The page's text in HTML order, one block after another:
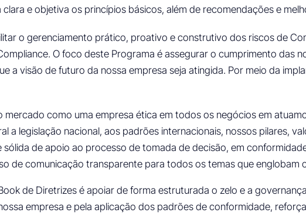
e objetiva os princípios básicos, além de recomendações e
o gerenciamento prático, proativo e construtivo dos riscos de
O foco deste Programa é assegurar o cumprimento das
a visão de futuro da nossa empresa seja atingida. Por meio da
mercado como uma empresa ética em todos os negócios em
a legislação nacional, aos padrões internacionais, nossos pilares,
sólida de apoio ao processo de tomada de decisão, em
de comunicação transparente para todos os temas que englobam
de Diretrizes é apoiar de forma estruturada o zelo e a
empresa e pela aplicação dos padrões de conformidade,